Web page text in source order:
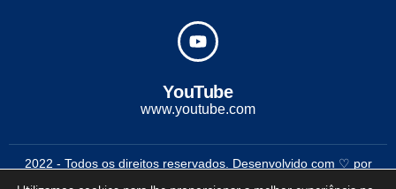
YouTube
www.youtube.com
2022 - Todos os direitos reservados. Desenvolvido com ♡ por
Conexão Soluções Corporativas